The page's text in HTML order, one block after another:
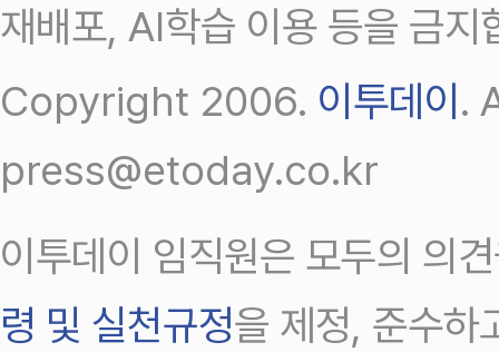
재배포, AI학습 이용 등을 금지
Copyright 2006. 이투데이 .
press@etoday.co.kr
이투데이 임직원은 모두의 의
령 및 실천규정을 제정, 준수하